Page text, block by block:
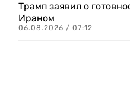
Трамп заявил о
Ираном
06.08.2026 / 07:12